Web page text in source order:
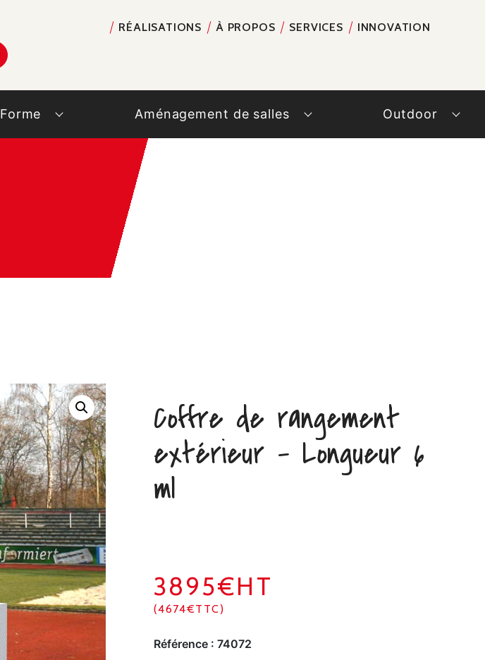
RÉALISATIONS À PROPOS SERVICES INNOVATION
Forme Aménagement de salles Outdoor
Coffre de rangement
extérieur – Longueur 6
ml
3895€HT
(4674€TTC)
Référence : 74072